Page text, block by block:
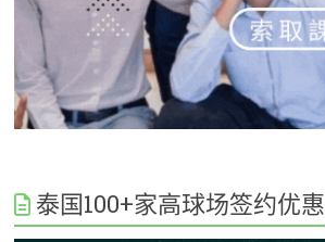
泰国100+家高球场签约优惠